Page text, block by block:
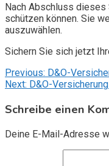
Nach Abschluss dieses
schützen können. Sie
auszuwählen.
Sichern Sie sich jetzt
Previous: D&O-
Next: D&O-
Schreibe einen
Deine E-Mail-Adresse